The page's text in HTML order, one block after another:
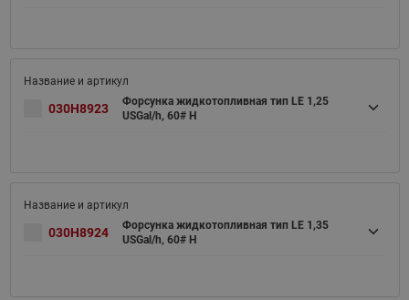
030H8923
Форсунка жидкотопливная тип LE 1,25
USGal/h, 60# H
030H8924
Форсунка жидкотопливная тип LE 1,35
USGal/h, 60# H